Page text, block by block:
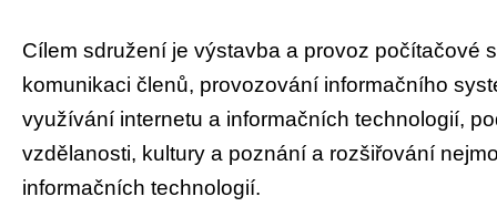
Cílem sdružení je výstavba a provoz počítačové
komunikaci členů, provozování informačního
využívání internetu a informačních technologií,
vzdělanosti, kultury a poznání a rozšiřování
informačních technologií.